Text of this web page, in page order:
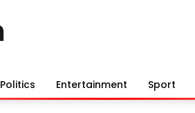
Politics Entertainment Sport